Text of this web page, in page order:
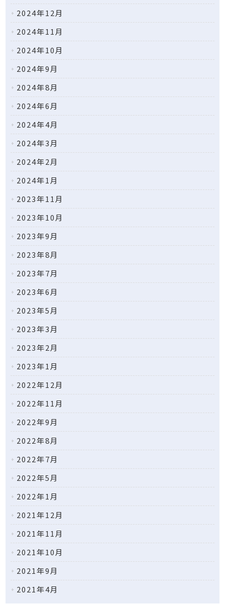
2024年12月
2024年11月
2024年10月
2024年9月
2024年8月
2024年6月
2024年4月
2024年3月
2024年2月
2024年1月
2023年11月
2023年10月
2023年9月
2023年8月
2023年7月
2023年6月
2023年5月
2023年3月
2023年2月
2023年1月
2022年12月
2022年11月
2022年9月
2022年8月
2022年7月
2022年5月
2022年1月
2021年12月
2021年11月
2021年10月
2021年9月
2021年4月